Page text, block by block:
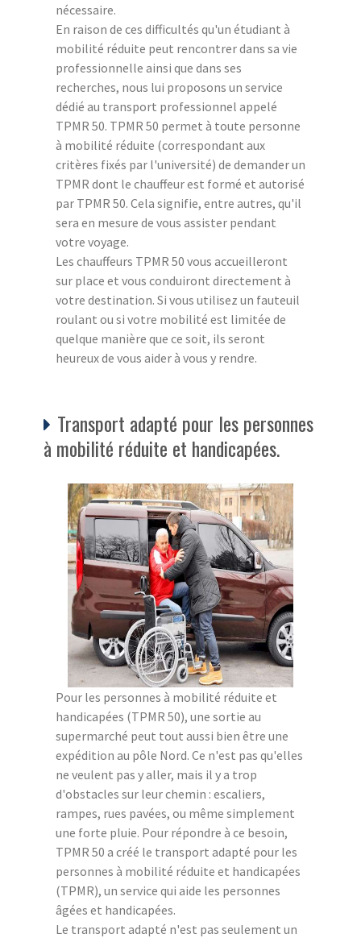
nécessaire.
En raison de ces difficultés qu'un étudiant à
mobilité réduite peut rencontrer dans sa vie
professionnelle ainsi que dans ses
recherches, nous lui proposons un service
dédié au transport professionnel appelé
TPMR 50. TPMR 50 permet à toute personne
à mobilité réduite (correspondant aux
critères fixés par l'université) de demander un
TPMR dont le chauffeur est formé et autorisé
par TPMR 50. Cela signifie, entre autres, qu'il
sera en mesure de vous assister pendant
votre voyage.
Les chauffeurs TPMR 50 vous accueilleront
sur place et vous conduiront directement à
votre destination. Si vous utilisez un fauteuil
roulant ou si votre mobilité est limitée de
quelque manière que ce soit, ils seront
heureux de vous aider à vous y rendre.
Transport adapté pour les personnes
à mobilité réduite et handicapées.
Pour les personnes à mobilité réduite et
handicapées (TPMR 50), une sortie au
supermarché peut tout aussi bien être une
expédition au pôle Nord. Ce n'est pas qu'elles
ne veulent pas y aller, mais il y a trop
d'obstacles sur leur chemin : escaliers,
rampes, rues pavées, ou même simplement
une forte pluie. Pour répondre à ce besoin,
TPMR 50 a créé le transport adapté pour les
personnes à mobilité réduite et handicapées
(TPMR), un service qui aide les personnes
âgées et handicapées.
Le transport adapté n'est pas seulement un